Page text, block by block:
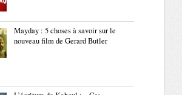
Mayday : 5 choses à savoir sur le
nouveau film de Gerard Butler